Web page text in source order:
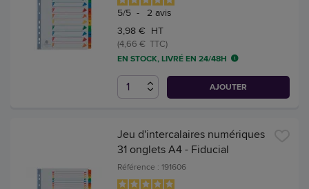
5/5 - 2 avis
3,98 € HT
(4,66 € TTC)
EN STOCK, LIVRÉ EN 24/48H
AJOUTER
Jeu d'intercalaires numériques
31 onglets A4 - Fiducial
Référence : 191606